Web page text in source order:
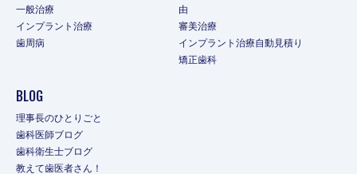
一般治療
インプラント治療
歯周病
由
審美治療
インプラント治療自動見積り
矯正歯科
BLOG
理事長のひとりごと
歯科医師ブログ
歯科衛生士ブログ
教えて歯医者さん！